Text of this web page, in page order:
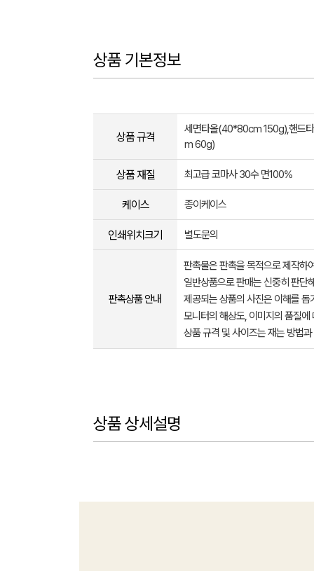
상품 기본정보
상품 규격
세면타올(40*80cm 150g),핸드
m 60g)
상품 재질 최고급 코마사 30수 면100%
케이스 종이케이스
인쇄위치크기 별도문의
판촉상품 안내
판촉물은 판촉을 목적으로 제작하
일반상품으로 판매는 신중히 판단
제공되는 상품의 사진은 이해를
모니터의 해상도, 이미지의 품질
상품 규격 및 사이즈는 재는 방법
상품 상세설명